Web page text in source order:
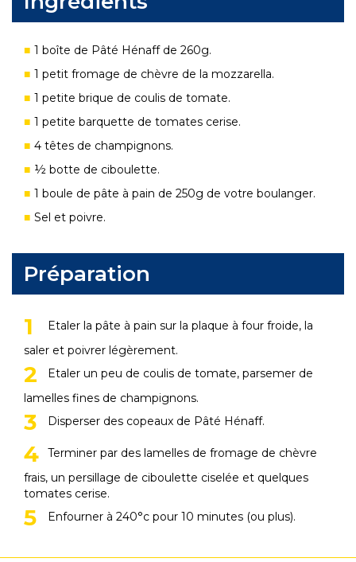
1 boîte de Pâté Hénaff de 260g.
1 petit fromage de chèvre de la mozzarella.
1 petite brique de coulis de tomate.
1 petite barquette de tomates cerise.
4 têtes de champignons.
½ botte de ciboulette.
1 boule de pâte à pain de 250g de votre boulanger.
Sel et poivre.
Préparation
Etaler la pâte à pain sur la plaque à four froide, la
saler et poivrer légèrement.
Etaler un peu de coulis de tomate, parsemer de
lamelles fines de champignons.
Disperser des copeaux de Pâté Hénaff.
Terminer par des lamelles de fromage de chèvre
frais, un persillage de ciboulette ciselée et quelques
tomates cerise.
Enfourner à 240°c pour 10 minutes (ou plus).